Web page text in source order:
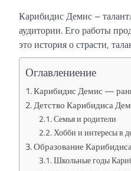
Карибидис Демис –
аудитории. Его работы
это история о страсти,
Оглавлениение
Карибидис Демис —
Детство Карибидиса
Семья и родители
Хобби и интересы в
Образование
Школьные годы